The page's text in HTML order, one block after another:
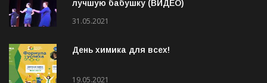
Супер-Бабушки: в Волхове выбрали
31.05.2021
День химика для всех!